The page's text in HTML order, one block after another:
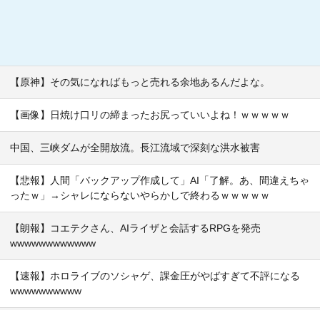
【原神】その気になればもっと売れる余地あるんだよな。
【画像】日焼け口リの締まったお尻っていいよね！ｗｗｗｗｗ
中国、三峡ダムが全開放流。長江流域で深刻な洪水被害
【悲報】人間「バックアップ作成して」AI「了解。あ、間違えちゃ
ったｗ」→シャレにならないやらかしで終わるｗｗｗｗｗ
【朗報】コエテクさん、AIライザと会話するRPGを発売
wwwwwwwwwwww
【速報】ホロライブのソシャゲ、課金圧がやばすぎて不評になる
wwwwwwwwww